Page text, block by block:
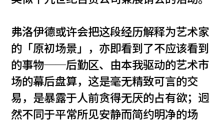
弗洛伊德或许会把这段经历解释为艺术家
的「原初场景」，亦即看到了不应该看到
的事物──后勤区、由本我驱动的艺术市
场的幕后盘算，这是毫无精致可言的交
易，是暴露于人前贪得无厌的占有欲；迥
然不同于平常所见安静而简约明净的场